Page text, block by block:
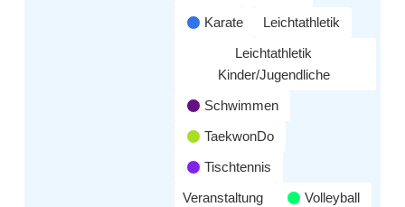
Karate
Leichtathletik
Leichtathletik
Kinder/Jugendliche
Schwimmen
TaekwonDo
Tischtennis
Veranstaltung
Volleyball